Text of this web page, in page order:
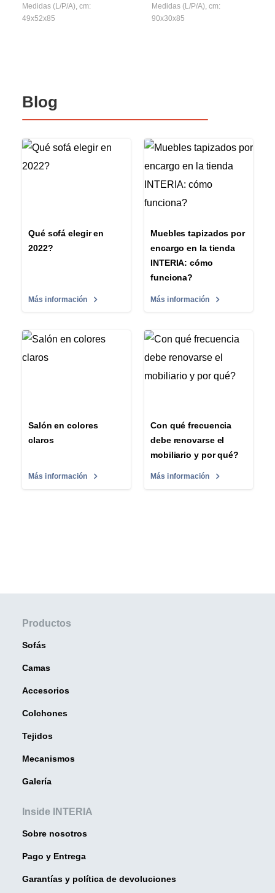
Medidas (L/P/A), cm:
49x52x85
Medidas (L/P/A), cm:
90x30x85
Blog
Qué sofá elegir en
2022?
Más información
Muebles tapizados por
encargo en la tienda
INTERIA: cómo
funciona?
Más información
Salón en colores
claros
Más información
Con qué frecuencia
debe renovarse el
mobiliario y por qué?
Más información
Productos
Sofás
Camas
Accesorios
Colchones
Tejidos
Mecanismos
Galería
Inside INTERIA
Sobre nosotros
Pago y Entrega
Garantías y política de devoluciones